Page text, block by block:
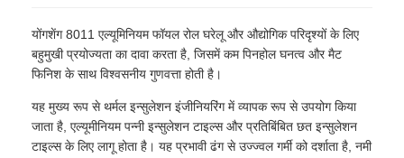
उभरा एल्यूमीनियम
एल्यूमीनियम पन्नी
योंगशेंग 8011 एल्यूमिनियम फॉयल रोल घरेलू और औद्योगिक परिदृश्यों के लिए
बहुमुखी प्रयोज्यता का दावा करता है, जिसमें कम पिनहोल घनत्व और मैट
फिनिश के साथ विश्वसनीय गुणवत्ता होती है।
यह मुख्य रूप से थर्मल इन्सुलेशन इंजीनियरिंग में व्यापक रूप से उपयोग किया
जाता है, एल्यूमीनियम पन्नी इन्सुलेशन टाइल्स और प्रतिबिंबित छत इन्सुलेशन
टाइल्स के लिए लागू होता है। यह प्रभावी ढंग से उज्ज्वल गर्मी को दर्शाता है, नमी